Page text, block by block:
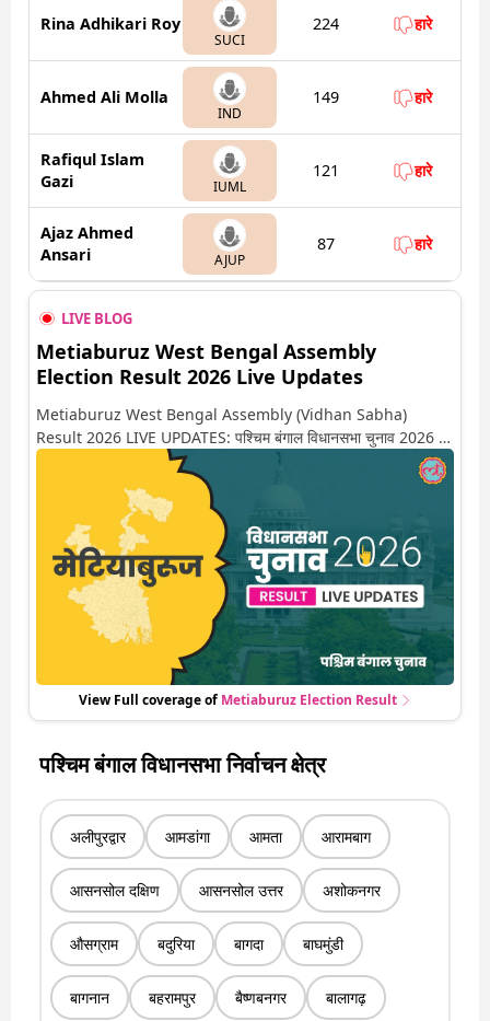
Rina Adhikari Roy
SUCI
224 हारे
Ahmed Ali Molla
IND
149 हारे
Rafiqul Islam
Gazi
IUML
121 हारे
Ajaz Ahmed
Ansari
AJUP
87 हारे
LIVE BLOG
Metiaburuz West Bengal Assembly
Election Result 2026 Live Updates
Metiaburuz West Bengal Assembly (Vidhan Sabha)
Result 2026 LIVE UPDATES: पश्चिम बंगाल विधानसभा चुनाव 2026 की
गिनती अगले कुछ ही देर में शुरू होने वाली है. यहां देखें मेटियाबुरूज सीट पर कौन
आगे-कौन पीछे से लेकर किस तरफ जा रहें है रुझान. साथ ही पाइए इस सीट पर
हो रही हर एक हलचल की अपडेट वो भी रियल टाइम में
View Full coverage of Metiaburuz Election Result
पश्चिम बंगाल विधानसभा निर्वाचन क्षेत्र
अलीपुरद्वार आमडांगा आमता आरामबाग
आसनसोल दक्षिण आसनसोल उत्तर अशोकनगर
औसग्राम बदुरिया बागदा बाघमुंडी
बागनान बहरामपुर बैष्णबनगर बालागढ़